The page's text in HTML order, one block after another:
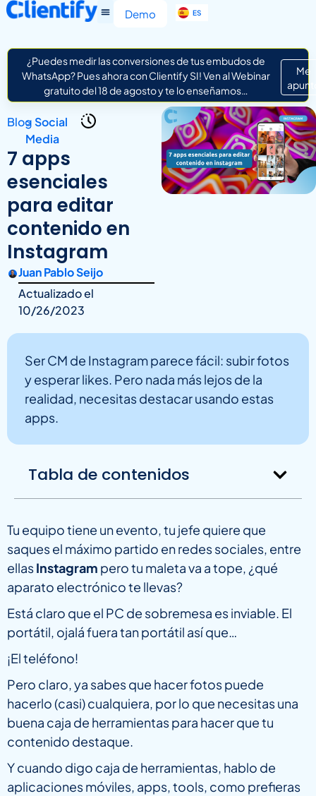
Demo ES
IT
¿Puedes medir las conversiones de tus embudos de
WhatsApp? Pues ahora con Clientify SI! Ven al Webinar
gratuito del 18 de agosto y te lo enseñamos…
Me
Blog
> Social
Media
7 apps
esenciales
para editar
contenido en
Instagram
Juan Pablo Seijo
Actualizado el
10/26/2023
Ser CM de Instagram parece fácil: subir fotos
y esperar likes. Pero nada más lejos de la
realidad, necesitas destacar usando estas
apps.
Tabla de contenidos
Tu equipo tiene un evento, tu jefe quiere que
saques el máximo partido en redes sociales, entre
ellasInstagram pero tu maleta va a tope, ¿qué
aparato electrónico te llevas?
Está claro que el PC de sobremesa es inviable. El
portátil, ojalá fuera tan portátil así que…
¡El teléfono!
Pero claro, ya sabes que hacer fotos puede
hacerlo (casi) cualquiera, por lo que necesitas una
buena caja de herramientas para hacer que tu
contenido destaque.
Y cuando digo caja de herramientas, hablo de
aplicaciones móviles, apps, tools, como prefieras